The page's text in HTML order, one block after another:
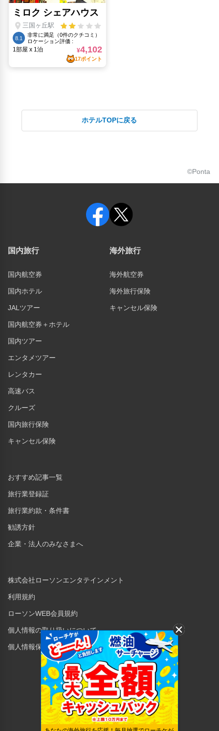
ホテルTOPに戻る
©Ponta
国内旅行
国内航空券
国内ホテル
JALツアー
国内航空券＋ホテル
国内ツアー
エンタメツアー
レンタカー
高速バス
クルーズ
国内旅行保険
キャンセル保険
海外旅行
海外航空券
海外旅行保険
キャンセル保険
おすすめ記事一覧
旅行業登録証
旅行業約款・条件書
勧誘方針
企業・法人のみなさまへ
株式会社ローソンエンタテインメント
利用規約
ローソンWEB会員規約
個人情報の取り扱いについて
個人情報保護方針
Copyright © 1998 Lawson Entertainment, Inc.